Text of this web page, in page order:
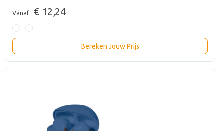
Vanaf € 12,24
Bereken Jouw Prijs